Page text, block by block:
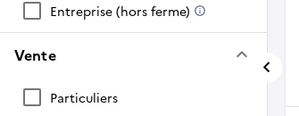
Entreprise (hors ferme)
Vente keyboard_arrow_down
Particuliers